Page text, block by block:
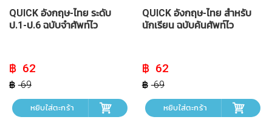
QUICK อังกฤษ-ไทย ระดับ
ป.1-ป.6 ฉบับจำศัพท์ไว
69
Original
price
was:
฿ 69.
62
Current
price
is:
฿ 62.
หยิบใส่ตะกร้า
QUICK อังกฤษ-ไทย สำหรับ
นักเรียน ฉบับค้นศัพท์ไว
69
Original
price
was:
฿ 69.
62
Current
price
is:
฿ 62.
หยิบใส่ตะกร้า